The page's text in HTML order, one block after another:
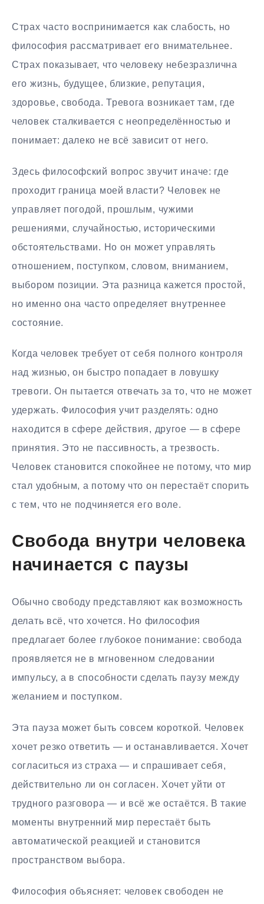
Страх часто воспринимается как слабость, но
философия рассматривает его внимательнее.
Страх показывает, что человеку небезразлична
его жизнь, будущее, близкие, репутация,
здоровье, свобода. Тревога возникает там, где
человек сталкивается с неопределённостью и
понимает: далеко не всё зависит от него.
Здесь философский вопрос звучит иначе: где
проходит граница моей власти? Человек не
управляет погодой, прошлым, чужими
решениями, случайностью, историческими
обстоятельствами. Но он может управлять
отношением, поступком, словом, вниманием,
выбором позиции. Эта разница кажется простой,
но именно она часто определяет внутреннее
состояние.
Когда человек требует от себя полного контроля
над жизнью, он быстро попадает в ловушку
тревоги. Он пытается отвечать за то, что не может
удержать. Философия учит разделять: одно
находится в сфере действия, другое — в сфере
принятия. Это не пассивность, а трезвость.
Человек становится спокойнее не потому, что мир
стал удобным, а потому что он перестаёт спорить
с тем, что не подчиняется его воле.
Свобода внутри человека
начинается с паузы
Обычно свободу представляют как возможность
делать всё, что хочется. Но философия
предлагает более глубокое понимание: свобода
проявляется не в мгновенном следовании
импульсу, а в способности сделать паузу между
желанием и поступком.
Эта пауза может быть совсем короткой. Человек
хочет резко ответить — и останавливается. Хочет
согласиться из страха — и спрашивает себя,
действительно ли он согласен. Хочет уйти от
трудного разговора — и всё же остаётся. В такие
моменты внутренний мир перестаёт быть
автоматической реакцией и становится
пространством выбора.
Философия объясняет: человек свободен не